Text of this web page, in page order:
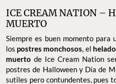
ICE CREAM NATION –
MUERTO
Siempre es buen momento para
los postres monchosos, el
muerto de Ice Cream Nation
postres de Halloween y Día de
sutiles pero contundentes, pues